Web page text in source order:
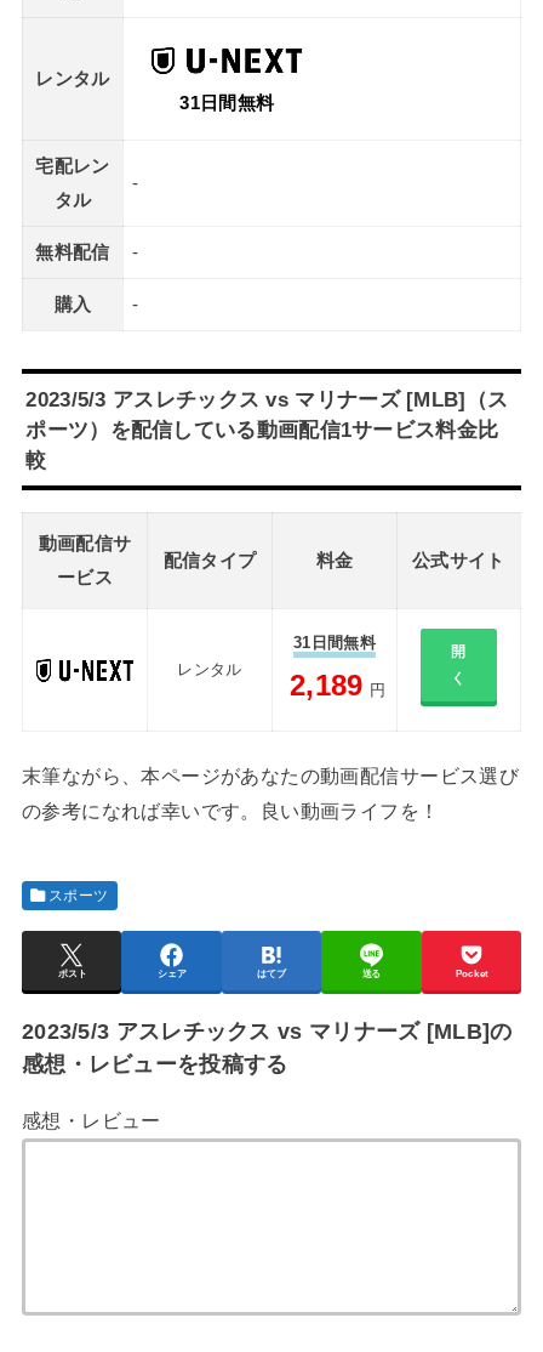
レンタル
31日間無料
宅配レン
タル
-
無料配信 -
購入 -
2023/5/3 アスレチックス vs マリナーズ [MLB]（ス
ポーツ）を配信している動画配信1サービス料金比
較
動画配信サ
ービス
配信タイプ 料金 公式サイト
レンタル
31日間無料
2,189 円
開
く
末筆ながら、本ページがあなたの動画配信サービス選び
の参考になれば幸いです。良い動画ライフを！
スポーツ
ポスト シェア はてブ 送る Pocket
2023/5/3 アスレチックス vs マリナーズ [MLB]の
感想・レビューを投稿する
感想・レビュー